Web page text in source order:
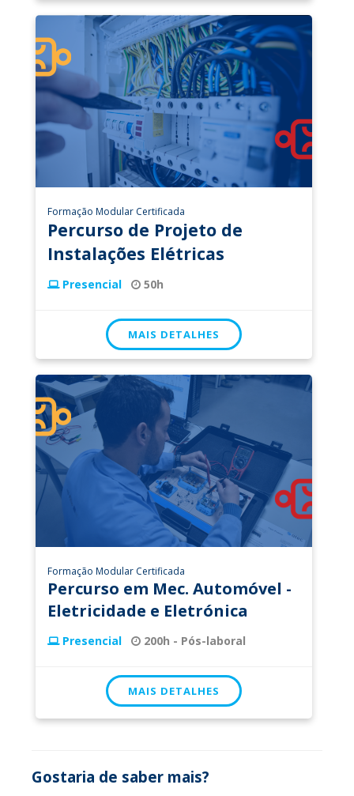
Formação Modular Certificada
Percurso de Projeto de
Instalações Elétricas
Presencial 50h
MAIS DETALHES
Formação Modular Certificada
Percurso em Mec. Automóvel -
Eletricidade e Eletrónica
Presencial 200h - Pós-laboral
MAIS DETALHES
Gostaria de saber mais?